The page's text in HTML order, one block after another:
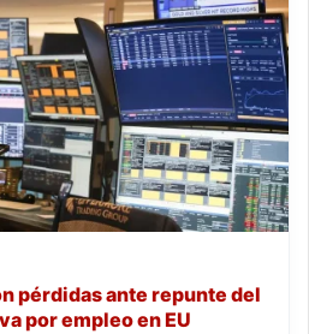
pérdidas ante repunte del
por empleo en EU